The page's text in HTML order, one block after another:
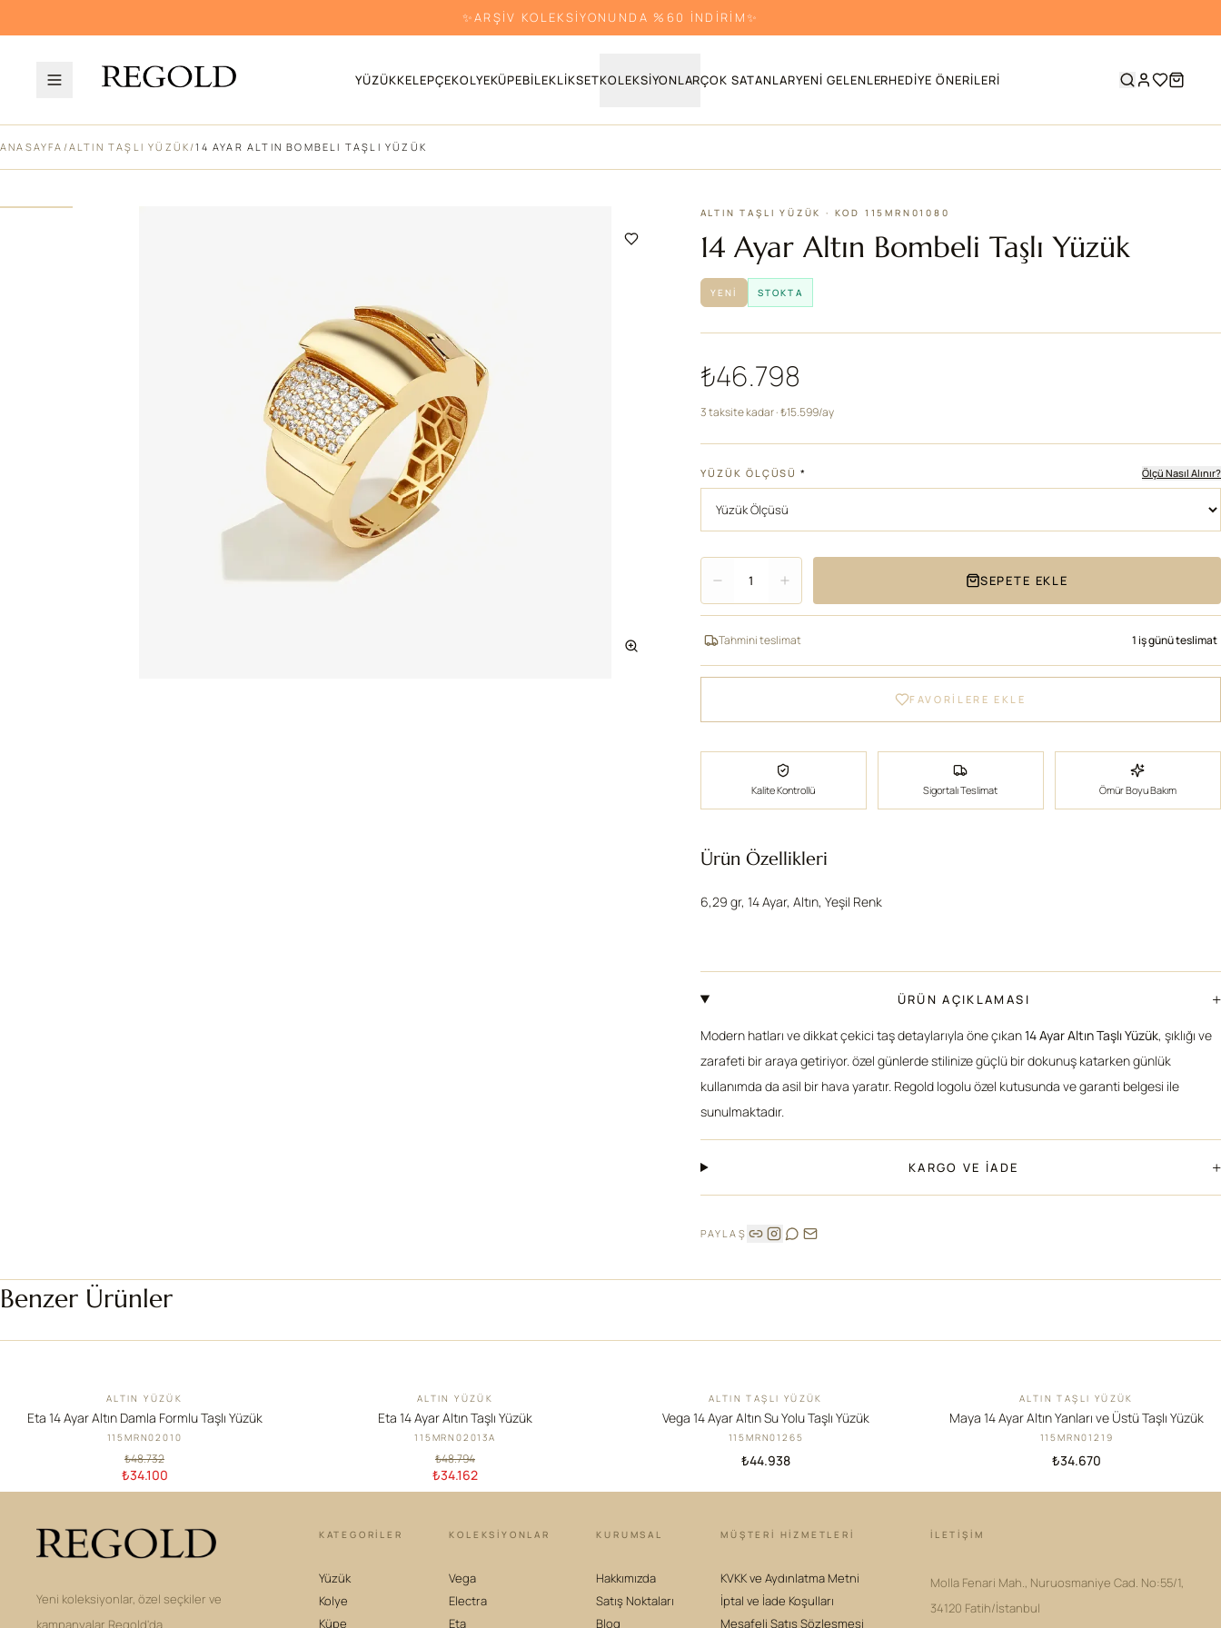
✨ARŞİV KOLEKSİYONUNDA %60 İNDİRİM✨
YÜZÜKKELEPÇEKOLYEKÜPEBILEKLIKSETKOLEKSIYONLARÇOK SATANLARYENI GELENLERHEDIYE ÖNERILERI
ANASAYFA /ALTIN TAŞLI YÜZÜK/14 AYAR ALTIN BOMBELI TAŞLI YÜZÜK
ALTIN TAŞLI YÜZÜK · KOD 115MRN01080
14 Ayar Altın Bombeli Taşlı Yüzük
YENI STOKTA
₺46.798
3 taksite kadar · ₺15.599/ay
YÜZÜK ÖLÇÜSÜ * Ölçü Nasıl Alınır?
1 SEPETE EKLE
Tahmini teslimat 1 iş günü teslimat
FAVORİLERE EKLE
Kalite Kontrollü Sigortalı Teslimat Ömür Boyu Bakım
Ürün Özellikleri
6,29 gr, 14 Ayar, Altın, Yeşil Renk
ÜRÜN AÇIKLAMASI +
Modern hatları ve dikkat çekici taş detaylarıyla öne çıkan14 Ayar Altın Taşlı Yüzük, şıklığı ve
zarafeti bir araya getiriyor. özel günlerde stilinize güçlü bir dokunuş katarken günlük
kullanımda da asil bir hava yaratır. Regold logolu özel kutusunda ve garanti belgesi ile
sunulmaktadır.
KARGO VE İADE +
PAYLAŞ
Benzer Ürünler
ALTIN YÜZÜK
Eta 14 Ayar Altın Damla Formlu Taşlı Yüzük
115MRN02010
₺48.732
₺34.100
ALTIN YÜZÜK
Eta 14 Ayar Altın Taşlı Yüzük
115MRN02013A
₺48.794
₺34.162
ALTIN TAŞLI YÜZÜK
Vega 14 Ayar Altın Su Yolu Taşlı Yüzük
115MRN01265
₺44.938
ALTIN TAŞLI YÜZÜK
Maya 14 Ayar Altın Yanları ve Üstü Taşlı Yüzük
115MRN01219
₺34.670
Yeni koleksiyonlar, özel seçkiler ve
kampanyalar Regold'da.
KATEGORILER
Yüzük
Kolye
Küpe
KOLEKSIYONLAR
Vega
Electra
Eta
KURUMSAL
Hakkımızda
Satış Noktaları
Blog
MÜŞTERİ HİZMETLERİ
KVKK ve Aydınlatma Metni
İptal ve İade Koşulları
Mesafeli Satış Sözleşmesi
İLETIŞIM
Molla Fenari Mah., Nuruosmaniye Cad. No:55/1,
34120 Fatih/İstanbul